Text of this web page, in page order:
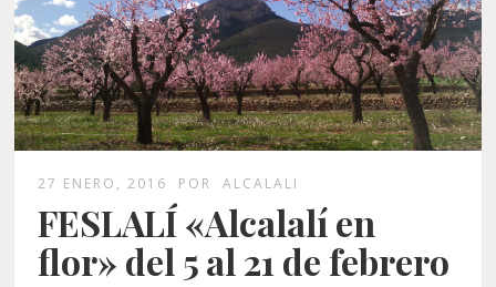
27 ENERO, 2016 POR ALCALALI
FESLALÍ «Alcalalí en
flor» del 5 al 21 de febrero